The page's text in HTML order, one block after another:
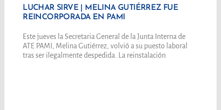
LUCHAR SIRVE | MELINA GUTIÉRREZ FUE
REINCORPORADA EN PAMI
Este jueves la Secretaria General de la Junta Interna de
ATE PAMI, Melina Gutiérrez, volvió a su puesto laboral
tras ser ilegalmente despedida. La reinstalación